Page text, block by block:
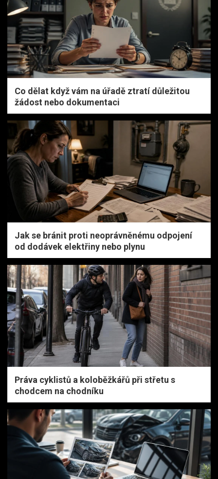
Co dělat když vám na úřadě ztratí důležitou
žádost nebo dokumentaci
Jak se bránit proti neoprávněnému odpojení
od dodávek elektřiny nebo plynu
Práva cyklistů a koloběžkářů při střetu s
chodcem na chodníku